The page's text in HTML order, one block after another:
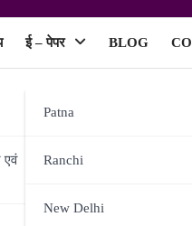
एवं
ई – पेपर
Patna
Ranchi
New Delhi
BLOG
ने दी चेतावनी,